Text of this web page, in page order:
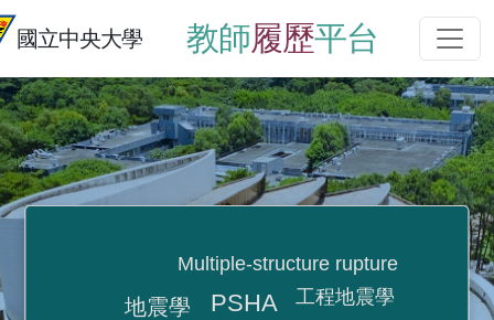
國立中央大學 教師履歷平台
PSHA
地震學
Multiple-structure rupture
工程地震學